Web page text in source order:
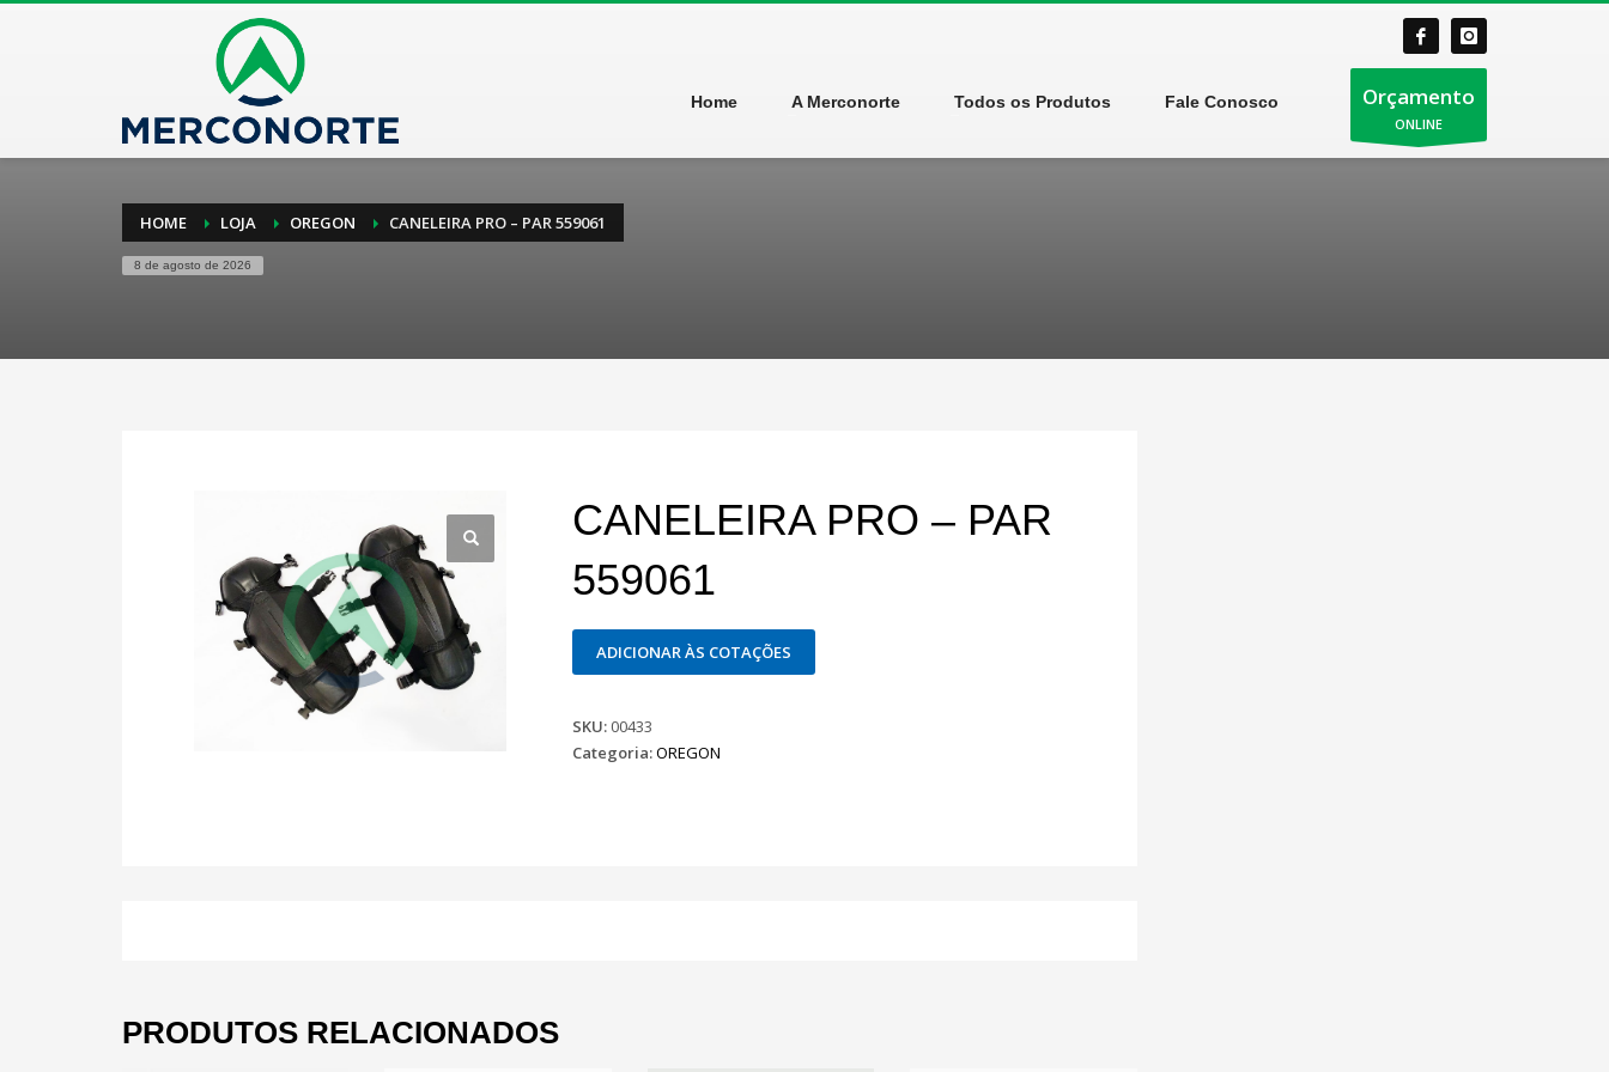
Home A Merconorte Todos os Produtos Fale Conosco Orçamento
ONLINE
HOME LOJA OREGON CANELEIRA PRO – PAR 559061
8 de agosto de 2026
CANELEIRA PRO – PAR
559061
ADICIONAR ÀS COTAÇÕES
SKU: 00433
Categoria:OREGON
PRODUTOS RELACIONADOS